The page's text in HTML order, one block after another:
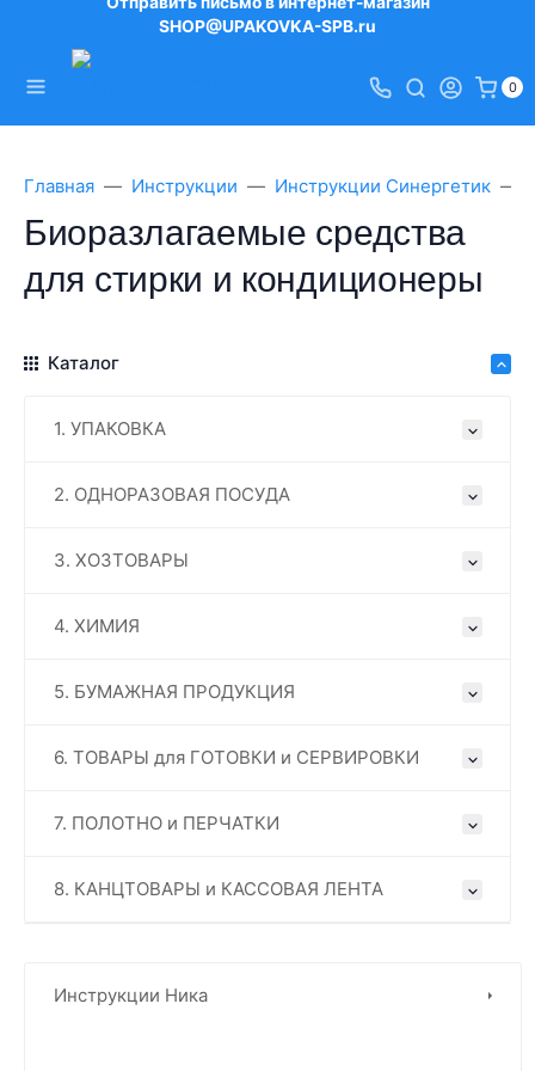
SHOP@UPAKOVKA-SPB.ru
0
Главная Инструкции Инструкции Синергетик
Биоразлагаемые средства
для стирки и кондиционеры
Каталог
1. УПАКОВКА
2. ОДНОРАЗОВАЯ ПОСУДА
3. ХОЗТОВАРЫ
4. ХИМИЯ
5. БУМАЖНАЯ ПРОДУКЦИЯ
6. ТОВАРЫ для ГОТОВКИ и СЕРВИРОВКИ
7. ПОЛОТНО и ПЕРЧАТКИ
8. КАНЦТОВАРЫ и КАССОВАЯ ЛЕНТА
Инструкции Ника